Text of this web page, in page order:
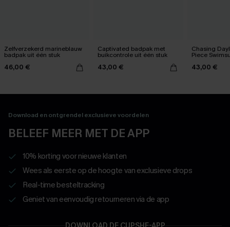
Zelfverzekerd marineblauw
badpak uit één stuk
46,00 €
Captivated badpak met
buikcontrole uit één stuk
43,00 €
Chasing
Piece
43,00 €
Download en ontgrendel exclusieve voordelen
BELEEF MEER MET DE APP
10% korting voor nieuwe klanten
Wees als eerste op de hoogte van exclusieve drops
Real-time besteltracking
Geniet van eenvoudig retourneren via de app